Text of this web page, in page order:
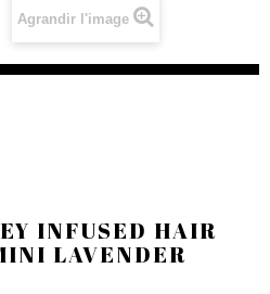
Agrandir l'image
INFUSED HAIR
LAVENDER